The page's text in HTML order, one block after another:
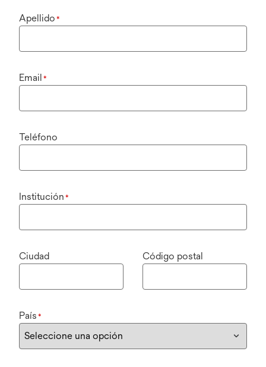
Apellido *
Email *
Teléfono
Institución *
Ciudad Código postal
País *